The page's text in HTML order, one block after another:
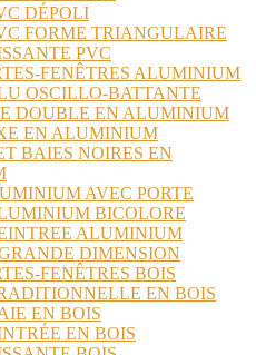
DÉPOLI
FORME TRIANGULAIRE
PVC
FENÊTRES ALUMINIUM
OSCILLO-BATTANTE
DOUBLE EN ALUMINIUM
EN ALUMINIUM
BAIES NOIRES EN
AVEC PORTE
BICOLORE
ALUMINIUM
DIMENSION
FENÊTRES BOIS
EN BOIS
EN BOIS
EN BOIS